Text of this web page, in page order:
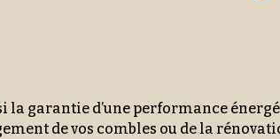
la garantie d’une performance
de vos combles ou de la